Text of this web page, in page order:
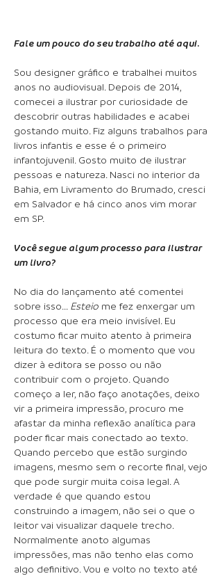
Fale um pouco do seu trabalho até aqui.
Sou designer gráfico e trabalhei muitos
anos no audiovisual. Depois de 2014,
comecei a ilustrar por curiosidade de
descobrir outras habilidades e acabei
gostando muito. Fiz alguns trabalhos para
livros infantis e esse é o primeiro
infantojuvenil. Gosto muito de ilustrar
pessoas e natureza. Nasci no interior da
Bahia, em Livramento do Brumado, cresci
em Salvador e há cinco anos vim morar
em SP.
Você segue algum processo para ilustrar
um livro?
No dia do lançamento até comentei
sobre isso... Esteio me fez enxergar um
processo que era meio invisível. Eu
costumo ficar muito atento à primeira
leitura do texto. É o momento que vou
dizer à editora se posso ou não
contribuir com o projeto. Quando
começo a ler, não faço anotações, deixo
vir a primeira impressão, procuro me
afastar da minha reflexão analítica para
poder ficar mais conectado ao texto.
Quando percebo que estão surgindo
imagens, mesmo sem o recorte final, vejo
que pode surgir muita coisa legal. A
verdade é que quando estou
construindo a imagem, não sei o que o
leitor vai visualizar daquele trecho.
Normalmente anoto algumas
impressões, mas não tenho elas como
algo definitivo. Vou e volto no texto até